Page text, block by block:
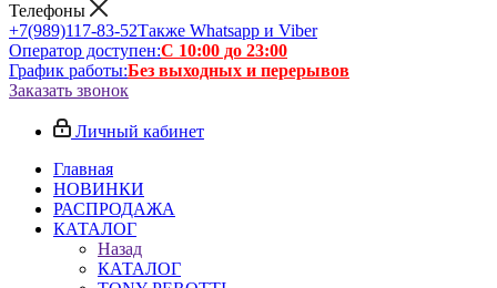
Телефоны
+7(989)117-83-52Также Whatsapp и Viber
Оператор доступен:С 10:00 до 23:00
График работы:Без выходных и перерывов
Заказать звонок
Личный кабинет
Главная
НОВИНКИ
РАСПРОДАЖА
КАТАЛОГ
Назад
КАТАЛОГ